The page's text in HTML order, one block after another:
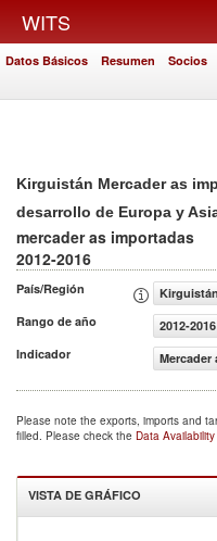
WITS
Datos Básicos Resumen Socios
Kirguistán Mercader as
desarrollo de Europa y
mercader as importadas
2012-2016
País/Región
Kirguistán
Rango de año
2012-2016
Indicador
Mercader
Please note the exports, imports and
filled. Please check the Data Availability
VISTA DE GRÁFICO